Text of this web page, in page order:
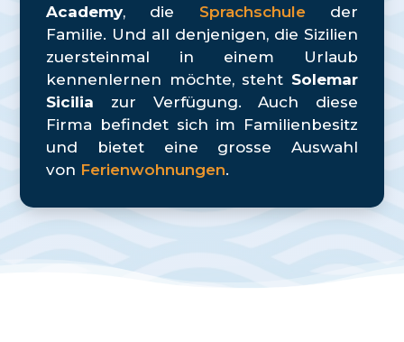
Academy, die Sprachschuleder
Familie. Und all denjenigen, die Sizilien
zuersteinmal in einem Urlaub
kennenlernen möchte, steht Solemar
Sicilia zur Verfügung. Auch diese
Firma befindet sich im Familienbesitz
und bietet eine grosse Auswahl
von Ferienwohnungen.